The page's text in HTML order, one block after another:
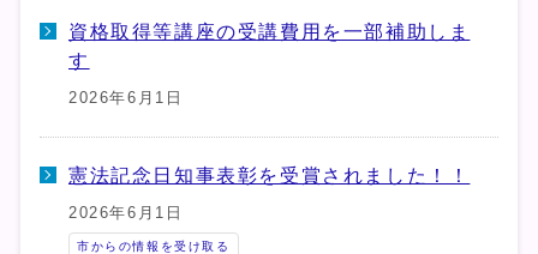
資格取得等講座の受講費用を一部補助しま
す
2026年6月1日
憲法記念日知事表彰を受賞されました！！
2026年6月1日
市からの情報を受け取る